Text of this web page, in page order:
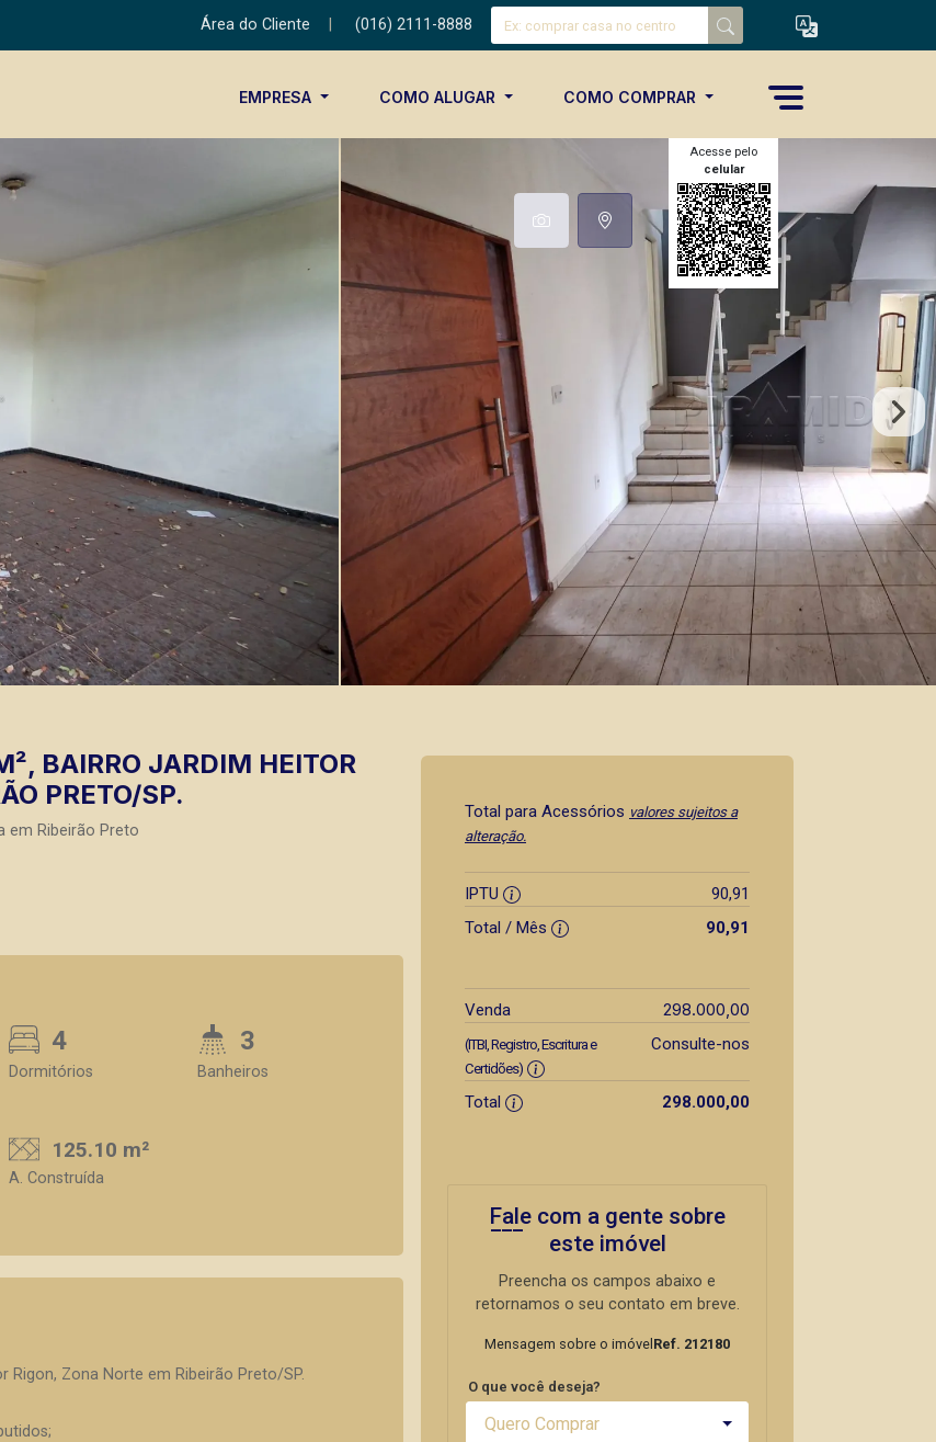
Área do Cliente (016) 2111-8888
EMPRESA COMO ALUGAR COMO COMPRAR
Acesse pelo
celular
BAIRRO JARDIM HEITOR
PRETO/SP.
em Ribeirão Preto
4
Dormitórios
3
Banheiros
125.10 m²
A. Construída
Zona Norte em Ribeirão Preto/SP.
Total para Acessórios valores sujeitos a
alteração.
IPTU
90,91
Total / Mês
90,91
Venda 298.000,00
(ITBI, Registro, Escritura e
Certidões)
Consulte-nos
Total 298.000,00
Fale com a gente sobre
este imóvel
Preencha os campos abaixo e
retornamos o seu contato em breve.
Mensagem sobre o imóvel Ref. 212180
O que você deseja?
Quero Comprar